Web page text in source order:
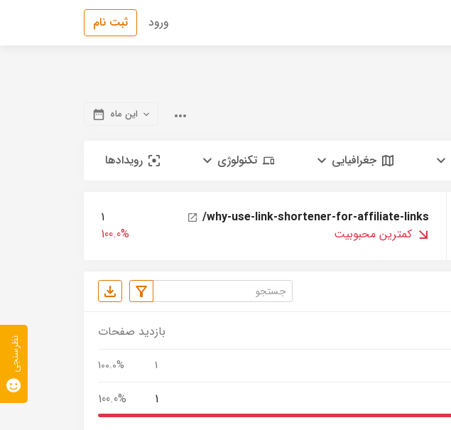
ورود ثبت نام
این ماه
جغرافیایی تکنولوژی رویدادها
/why-use-link-shortener-for-affiliate-links
1
کمترین محبوبیت
100.0%
بازدید صفحات
1
100.0%
1
100.0%
نظرسنجی